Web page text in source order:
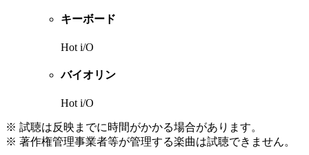
キーボード
Hot i/O
バイオリン
Hot i/O
※ 試聴は反映までに時間がかかる場合があります。
※ 著作権管理事業者等が管理する楽曲は試聴できません。